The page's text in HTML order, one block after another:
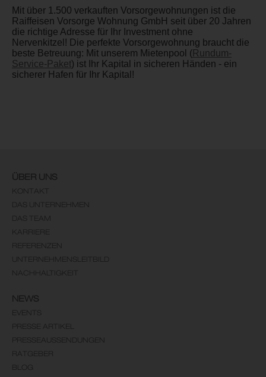
Mit über 1.500 verkauften Vorsorgewohnungen ist die
Raiffeisen Vorsorge Wohnung GmbH seit über 20 Jahren
die richtige Adresse für Ihr Investment ohne
Nervenkitzel! Die perfekte Vorsorgewohnung braucht die
beste Betreuung: Mit unserem Mietenpool (Rundum-
Service-Paket) ist Ihr Kapital in sicheren Händen - ein
sicherer Hafen für Ihr Kapital!
ÜBER UNS
KONTAKT
DAS UNTERNEHMEN
DAS TEAM
KARRIERE
REFERENZEN
UNTERNEHMENSLEITBILD
NACHHALTIGKEIT
NEWS
EVENTS
PRESSE ARTIKEL
PRESSEAUSSENDUNGEN
RATGEBER
BLOG